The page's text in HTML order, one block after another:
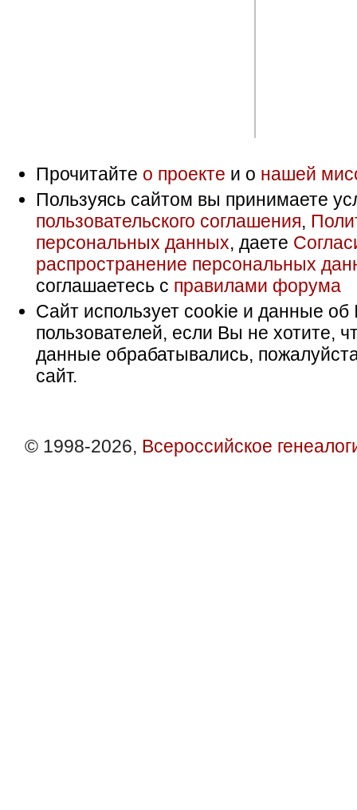
Прочитайте о проекте и о нашей
Пользуясь сайтом вы принимаете
пользовательского соглашения,
персональных данных, даете
распространение персональных
соглашаетесь с правилами форума
Сайт использует cookie и данные об
пользователей, если Вы не хотите,
данные обрабатывались,
сайт.
© 1998-2026, Всероссийское